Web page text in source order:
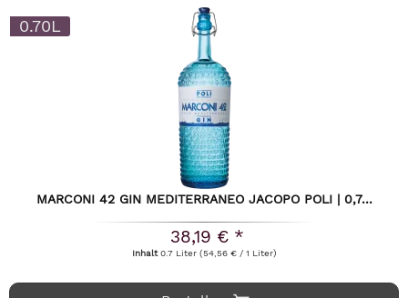
0.70L
MARCONI 42 GIN MEDITERRANEO JACOPO POLI | 0,7...
38,19 € *
Inhalt0.7 Liter (54,56 € / 1 Liter)